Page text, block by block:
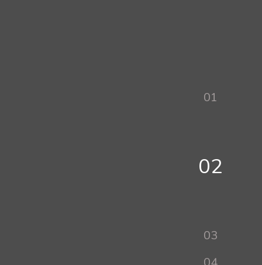
01
02
03